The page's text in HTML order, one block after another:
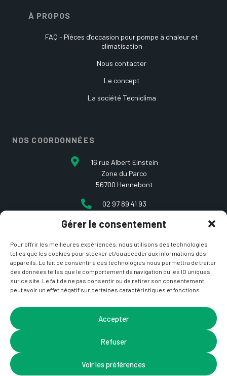
Gérer le consentement
Pour offrir les meilleures expériences, nous utilisons des technologies
telles que les cookies pour stocker et/ou accéder aux informations des
appareils. Le fait de consentir à ces technologies nous permettra de traiter
des données telles que le comportement de navigation ou les ID uniques
sur ce site. Le fait de ne pas consentir ou de retirer son consentement
peut avoir un effet négatif sur certaines caractéristiques et fonctions.
Accepter
Refuser
Voir les préférences
À PROPOS
FAQ – Pièces d’occasion pour pompe à chaleur et
climatisation
Nous contacter
Le concept
La société Tecniclima
NOS COORDONNÉES
16 rue Albert Einstein
Zone du Parco
56700 Hennebont
02 97 89 41 93
contact@etcarepart.com
CGV– Site développé parLa Coquille Web– Design par
Nicotam